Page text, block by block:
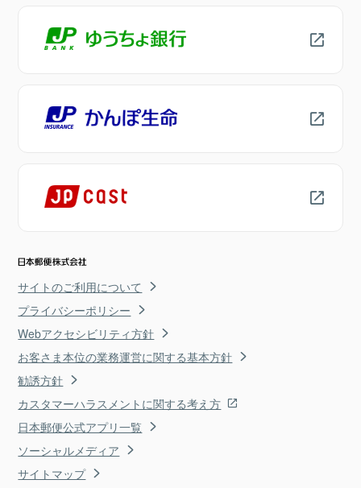
サイトのご利用について
プライバシーポリシー
Webアクセシビリティ方針
お客さま本位の業務運営に関する基本方針
勧誘方針
カスタマーハラスメントに関する考え方
日本郵便公式アプリ一覧
ソーシャルメディア
サイトマップ